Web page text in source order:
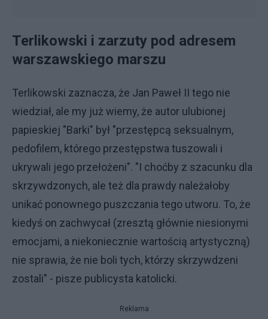
Terlikowski i zarzuty pod adresem
warszawskiego marszu
Terlikowski zaznacza, że Jan Paweł II tego nie
wiedział, ale my już wiemy, że autor ulubionej
papieskiej "Barki" był "przestępcą seksualnym,
pedofilem, którego przestępstwa tuszowali i
ukrywali jego przełożeni". "I choćby z szacunku dla
skrzywdzonych, ale też dla prawdy należałoby
unikać ponownego puszczania tego utworu. To, że
kiedyś on zachwycał (zresztą głównie niesionymi
emocjami, a niekoniecznie wartością artystyczną)
nie sprawia, że nie boli tych, którzy skrzywdzeni
zostali" - pisze publicysta katolicki.
Reklama